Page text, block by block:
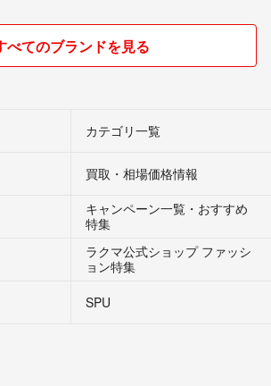
べてのブランドを見る
カテゴリ一覧
買取・相場価格情報
キャンペーン一覧・おすすめ
特集
ラクマ公式ショップ ファッシ
ョン特集
SPU